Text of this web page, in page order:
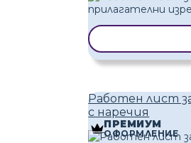
Работен лист
с наречия
ПРЕМИУМ
ОФОРМЛЕНИЕ